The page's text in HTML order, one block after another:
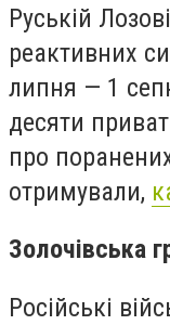
Руській
реактивних
липня — 1
десяти
про
отримували,
Золочівська
Російські